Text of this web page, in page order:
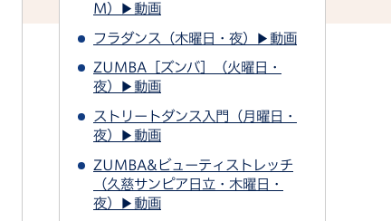
Ｍ）▶動画
フラダンス（木曜日・夜）▶動画
ZUMBA［ズンバ］（火曜日・
夜）▶動画
ストリートダンス入門（月曜日・
夜）▶動画
ZUMBA&ビューティストレッチ
（久慈サンピア日立・木曜日・
夜）▶動画